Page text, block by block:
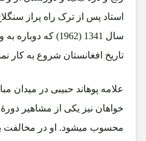
استاد پس از ترک راه پراز
سال 1341 (1962) که
تاریخ افغانستان شروع به کار
علامه پوهاند حبیبی در
خواهان نیز یکی از مشاهیر
محسوب میشود. او در مخالفت